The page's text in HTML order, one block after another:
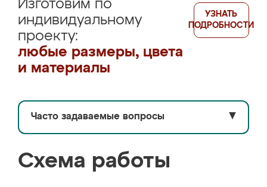
Изготовим по
индивидуальному
проекту:
любые размеры, цвета
и материалы
УЗНАТЬ
ПОДРОБНОСТИ
Часто задаваемые вопросы ▼
Схема работы